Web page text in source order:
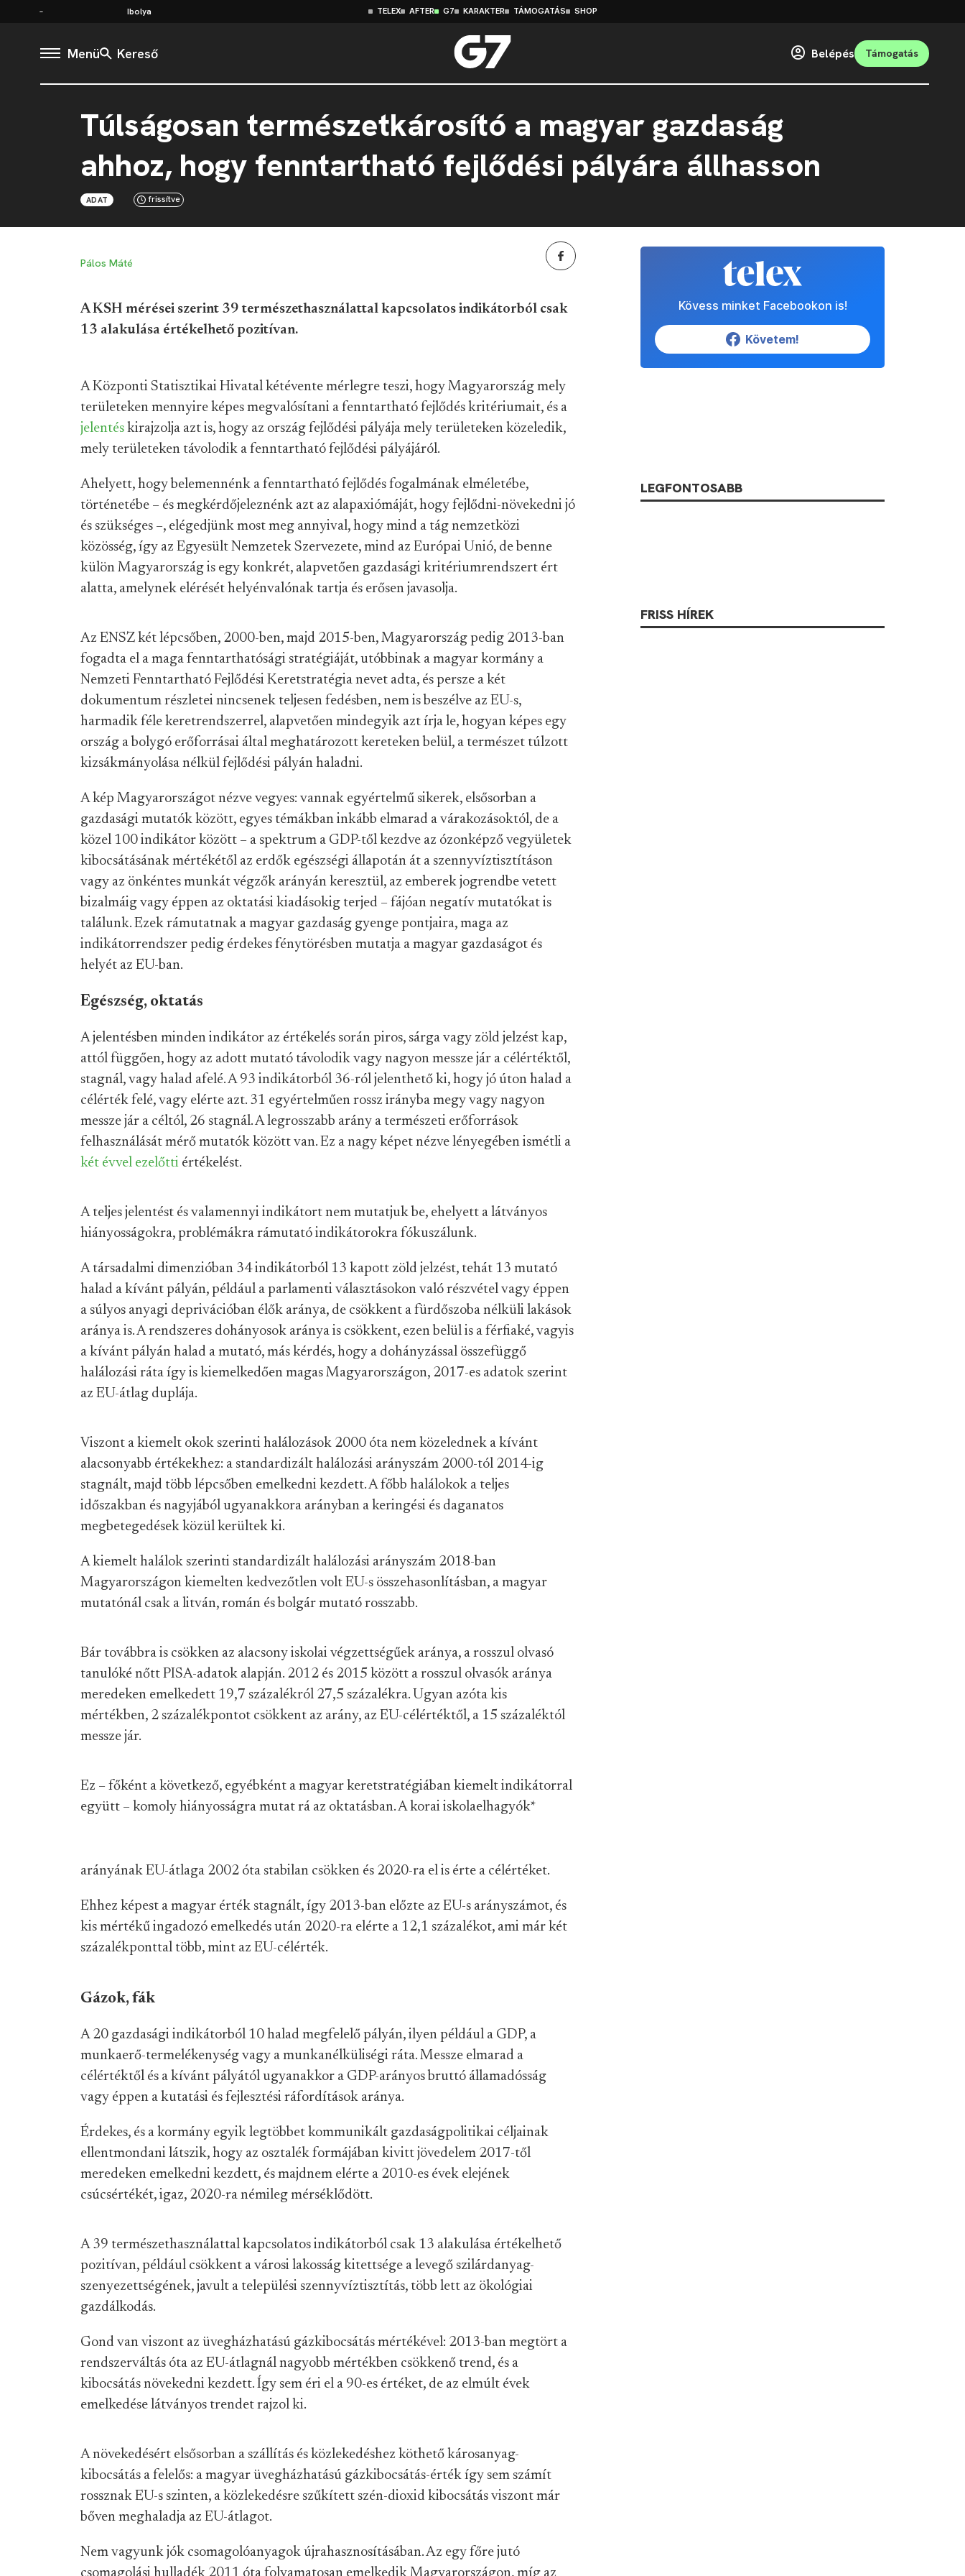
Ibolya TELEX AFTER G7 KARAKTER TÁMOGATÁS SHOP
Menü Kereső Belépés Támogatás
Túlságosan természetkárosító a magyar gazdaság
ahhoz, hogy fenntartható fejlődési pályára állhasson
ADAT frissítve
Pálos Máté
A KSH mérései szerint 39 természethasználattal kapcsolatos indikátorból csak
13 alakulása értékelhető pozitívan.
A Központi Statisztikai Hivatal kétévente mérlegre teszi, hogy Magyarország mely
területeken mennyire képes megvalósítani a fenntartható fejlődés kritériumait, és a
jelentés kirajzolja azt is, hogy az ország fejlődési pályája mely területeken közeledik,
mely területeken távolodik a fenntartható fejlődési pályájáról.
Ahelyett, hogy belemennénk a fenntartható fejlődés fogalmának elméletébe,
történetébe – és megkérdőjeleznénk azt az alapaxiómáját, hogy fejlődni-növekedni jó
és szükséges –, elégedjünk most meg annyival, hogy mind a tág nemzetközi
közösség, így az Egyesült Nemzetek Szervezete, mind az Európai Unió, de benne
külön Magyarország is egy konkrét, alapvetően gazdasági kritériumrendszert ért
alatta, amelynek elérését helyénvalónak tartja és erősen javasolja.
Az ENSZ két lépcsőben, 2000-ben, majd 2015-ben, Magyarország pedig 2013-ban
fogadta el a maga fenntarthatósági stratégiáját, utóbbinak a magyar kormány a
Nemzeti Fenntartható Fejlődési Keretstratégia nevet adta, és persze a két
dokumentum részletei nincsenek teljesen fedésben, nem is beszélve az EU-s,
harmadik féle keretrendszerrel, alapvetően mindegyik azt írja le, hogyan képes egy
ország a bolygó erőforrásai által meghatározott kereteken belül, a természet túlzott
kizsákmányolása nélkül fejlődési pályán haladni.
A kép Magyarországot nézve vegyes: vannak egyértelmű sikerek, elsősorban a
gazdasági mutatók között, egyes témákban inkább elmarad a várakozásoktól, de a
közel 100 indikátor között – a spektrum a GDP-től kezdve az ózonképző vegyületek
kibocsátásának mértékétől az erdők egészségi állapotán át a szennyvíztisztításon
vagy az önkéntes munkát végzők arányán keresztül, az emberek jogrendbe vetett
bizalmáig vagy éppen az oktatási kiadásokig terjed – fájóan negatív mutatókat is
találunk. Ezek rámutatnak a magyar gazdaság gyenge pontjaira, maga az
indikátorrendszer pedig érdekes fénytörésben mutatja a magyar gazdaságot és
helyét az EU-ban.
Egészség, oktatás
A jelentésben minden indikátor az értékelés során piros, sárga vagy zöld jelzést kap,
attól függően, hogy az adott mutató távolodik vagy nagyon messze jár a célértéktől,
stagnál, vagy halad afelé.A 93 indikátorból 36-ról jelenthető ki, hogy jó úton halad a
célérték felé, vagy elérte azt. 31 egyértelműen rossz irányba megy vagy nagyon
messze jár a céltól, 26 stagnál. A legrosszabb arány a természeti erőforrások
felhasználását mérő mutatók között van. Ez a nagy képet nézve lényegében ismétli a
két évvel ezelőtti értékelést.
A teljes jelentést és valamennyi indikátort nem mutatjuk be, ehelyett a látványos
hiányosságokra, problémákra rámutató indikátorokra fókuszálunk.
A társadalmi dimenzióban 34 indikátorból 13 kapott zöld jelzést, tehát 13 mutató
halad a kívánt pályán, például a parlamenti választásokon való részvétel vagy éppen
a súlyos anyagi deprivációban élők aránya, de csökkent a fürdőszoba nélküli lakások
aránya is. A rendszeres dohányosok aránya is csökkent, ezen belül is a férfiaké, vagyis
a kívánt pályán halad a mutató, más kérdés, hogy a dohányzással összefüggő
halálozási ráta így is kiemelkedően magas Magyarországon, 2017-es adatok szerint
az EU-átlag duplája.
Viszont a kiemelt okok szerinti halálozások 2000 óta nem közelednek a kívánt
alacsonyabb értékekhez: a standardizált halálozási arányszám 2000-tól 2014-ig
stagnált, majd több lépcsőben emelkedni kezdett. A főbb halálokok a teljes
időszakban és nagyjából ugyanakkora arányban a keringési és daganatos
megbetegedések közül kerültek ki.
A kiemelt halálok szerinti standardizált halálozási arányszám 2018-ban
Magyarországon kiemelten kedvezőtlen volt EU-s összehasonlításban, a magyar
mutatónál csak a litván, román és bolgár mutató rosszabb.
Bár továbbra is csökken az alacsony iskolai végzettségűek aránya, a rosszul olvasó
tanulóké nőtt PISA-adatok alapján. 2012 és 2015 között a rosszul olvasók aránya
meredeken emelkedett 19,7 százalékról 27,5 százalékra. Ugyan azóta kis
mértékben, 2 százalékpontot csökkent az arány, az EU-célértéktől, a 15 százaléktól
messze jár.
Ez – főként a következő, egyébként a magyar keretstratégiában kiemelt indikátorral
együtt – komoly hiányosságra mutat rá az oktatásban. A korai iskolaelhagyók*
arányának EU-átlaga 2002 óta stabilan csökken és 2020-ra el is érte a célértéket.
Ehhez képest a magyar érték stagnált, így 2013-ban előzte az EU-s arányszámot, és
kis mértékű ingadozó emelkedés után 2020-ra elérte a 12,1 százalékot, ami már két
százalékponttal több, mint az EU-célérték.
Gázok, fák
A 20 gazdasági indikátorból 10 halad megfelelő pályán, ilyen például a GDP, a
munkaerő-termelékenység vagy a munkanélküliségi ráta. Messze elmarad a
célértéktől és a kívánt pályától ugyanakkor a GDP-arányos bruttó államadósság
vagy éppen a kutatási és fejlesztési ráfordítások aránya.
Érdekes, és a kormány egyik legtöbbet kommunikált gazdaságpolitikai céljainak
ellentmondani látszik, hogy az osztalék formájában kivitt jövedelem 2017-től
meredeken emelkedni kezdett, és majdnem elérte a 2010-es évek elejének
csúcsértékét, igaz, 2020-ra némileg mérséklődött.
A 39 természethasználattal kapcsolatos indikátorból csak 13 alakulása értékelhető
pozitívan, például csökkent a városi lakosság kitettsége a levegő szilárdanyag-
szenyezettségének, javult a települési szennyvíztisztítás, több lett az ökológiai
gazdálkodás.
Gond van viszont az üvegházhatású gázkibocsátás mértékével: 2013-ban megtört a
rendszerváltás óta az EU-átlagnál nagyobb mértékben csökkenő trend, és a
kibocsátás növekedni kezdett. Így sem éri el a 90-es értéket, de az elmúlt évek
emelkedése látványos trendet rajzol ki.
A növekedésért elsősorban a szállítás és közlekedéshez köthető károsanyag-
kibocsátás a felelős: a magyar üvegházhatású gázkibocsátás-érték így sem számít
rossznak EU-s szinten, a közlekedésre szűkített szén-dioxid kibocsátás viszont már
bőven meghaladja az EU-átlagot.
Nem vagyunk jók csomagolóanyagok újrahasznosításában. Az egy főre jutó
csomagolási hulladék 2011 óta folyamatosan emelkedik Magyarországon, míg az
Kövess minket Facebookon is!
Követem!
LEGFONTOSABB
FRISS HÍREK